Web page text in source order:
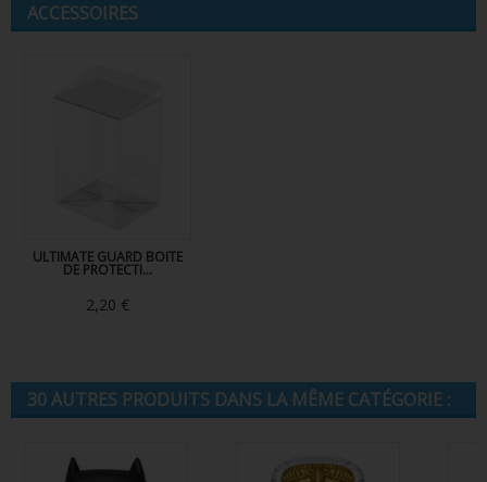
ACCESSOIRES
ULTIMATE GUARD BOITE
DE PROTECTI...
2,20 €
30 AUTRES PRODUITS DANS LA MÊME CATÉGORIE :